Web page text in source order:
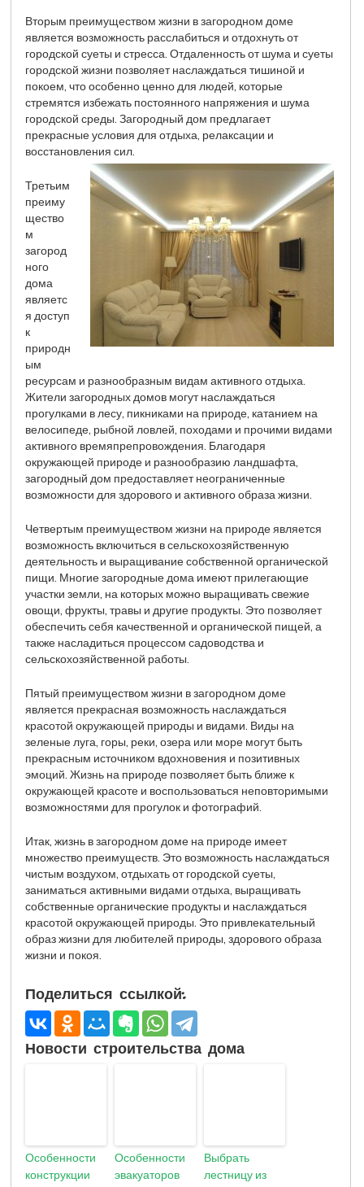
Вторым преимуществом жизни в загородном доме
является возможность расслабиться и отдохнуть от
городской суеты и стресса. Отдаленность от шума и суеты
городской жизни позволяет наслаждаться тишиной и
покоем, что особенно ценно для людей, которые
стремятся избежать постоянного напряжения и шума
городской среды. Загородный дом предлагает
прекрасные условия для отдыха, релаксации и
восстановления сил.
Третьим
преиму
щество
м
загород
ного
дома
являетс
я доступ
к
природн
ым
ресурсам и разнообразным видам активного отдыха.
Жители загородных домов могут наслаждаться
прогулками в лесу, пикниками на природе, катанием на
велосипеде, рыбной ловлей, походами и прочими видами
активного времяпрепровождения. Благодаря
окружающей природе и разнообразию ландшафта,
загородный дом предоставляет неограниченные
возможности для здорового и активного образа жизни.
Четвертым преимуществом жизни на природе является
возможность включиться в сельскохозяйственную
деятельность и выращивание собственной органической
пищи. Многие загородные дома имеют прилегающие
участки земли, на которых можно выращивать свежие
овощи, фрукты, травы и другие продукты. Это позволяет
обеспечить себя качественной и органической пищей, а
также насладиться процессом садоводства и
сельскохозяйственной работы.
Пятый преимуществом жизни в загородном доме
является прекрасная возможность наслаждаться
красотой окружающей природы и видами. Виды на
зеленые луга, горы, реки, озера или море могут быть
прекрасным источником вдохновения и позитивных
эмоций. Жизнь на природе позволяет быть ближе к
окружающей красоте и воспользоваться неповторимыми
возможностями для прогулок и фотографий.
Итак, жизнь в загородном доме на природе имеет
множество преимуществ. Это возможность наслаждаться
чистым воздухом, отдыхать от городской суеты,
заниматься активными видами отдыха, выращивать
собственные органические продукты и наслаждаться
красотой окружающей природы. Это привлекательный
образ жизни для любителей природы, здорового образа
жизни и покоя.
Поделиться ссылкой:
Новости строительства дома
Особенности
конструкции
Особенности
эвакуаторов
Выбрать
лестницу из